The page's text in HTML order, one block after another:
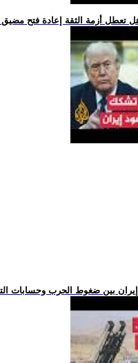
هل تعطل أزمة الثقة إعادة فتح
إيران بين ضغوط الحرب وحسابات